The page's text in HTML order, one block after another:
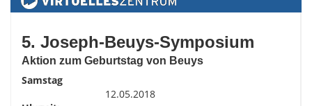
5. Joseph-Beuys-Symposium
Aktion zum Geburtstag von Beuys
Samstag
12.05.2018